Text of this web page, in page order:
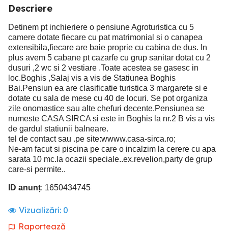
Descriere
Detinem pt inchieriere o pensiune Agroturistica cu 5
camere dotate fiecare cu pat matrimonial si o canapea
extensibila,fiecare are baie proprie cu cabina de dus. In
plus avem 5 cabane pt cazarfe cu grup sanitar dotat cu 2
dusuri ,2 wc si 2 vestiare .Toate acestea se gasesc in
loc.Boghis ,Salaj vis a vis de Statiunea Boghis
Bai.Pensiun ea are clasificatie turistica 3 margarete si e
dotate cu sala de mese cu 40 de locuri. Se pot organiza
zile onomastice sau alte chefuri decente.Pensiunea se
numeste CASA SIRCA si este in Boghis la nr.2 B vis a vis
de gardul statiunii balneare.
tel de contact sau .pe site:wwww.casa-sirca.ro;
Ne-am facut si piscina pe care o incalzim la cerere cu apa
sarata 10 mc.la ocazii speciale..ex.revelion,party de grup
care-si permite..
ID anunț: 1650434745
Vizualizări: 0
Raportează